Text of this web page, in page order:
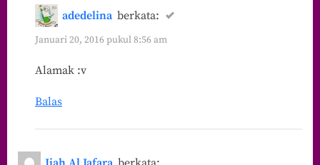
adedelina berkata:
Januari 20, 2016 pukul 8:56 am
Alamak :v
Balas